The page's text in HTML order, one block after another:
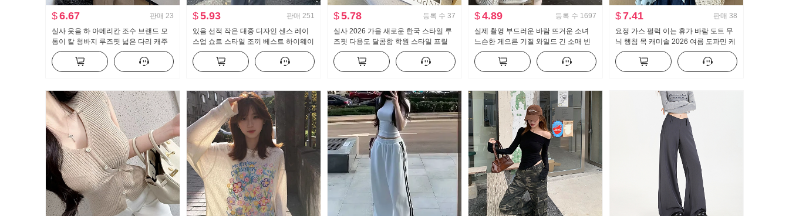
$6.67 판매 23
실사 웃음 하 아메리칸 조수 브랜드 모
통이 칼 청바지 루즈핏 넓은 다리 캐주
얼 바지
$5.93 판매 251
있음 선적 작은 대중 디자인 센스 레이
스업 쇼트 스타일 조끼 베스트 하이웨이
스트 도루 센스 넓은 다리 캐주얼 바지
세트
$5.78 등록 수 37
실사 2026 가을 새로운 한국 스타일 루
즈핏 다용도 달콤함 학원 스타일 프릴
긴팔 셔츠 여성 셔츠
$4.89 등록 수 1697
실제 촬영 부드러운 바람 뜨거운 소녀
느슨한 게으른 기질 와일드 긴 소매 빈
뜨개질 블라우스 캐미솔
$7.41 판매 38
요정 가스 펄럭 이는 휴가 바람 도트 무
늬 행침 목 캐미솔 2026 여름 도파민 케
이크 퍼프 인형 셔츠 맨위